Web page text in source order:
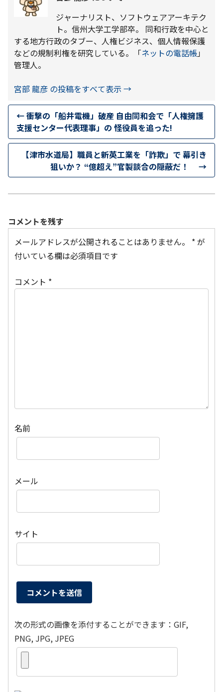
ジャーナリスト、ソフトウェアアーキテク
ト。信州大学工学部卒。 同和行政を中心と
する地方行政のタブー、人権ビジネス、個人情報保護
などの規制利権を研究している。「ネットの電話帳」
管理人。
宮部 龍彦 の投稿をすべて表示 →
←衝撃の「船井電機」破産 自由同和会で「人権擁護
支援センター代表理事」の 怪役員を追った!
【津市水道局】職員と新英工業を「詐欺」で 幕引き
狙いか？ “億超え”官製談合の隠蔽だ！ →
コメントを残す
メールアドレスが公開されることはありません。
*が
付いている欄は必須項目です
コメント *
名前
メール
サイト
次の形式の画像を添付することができます：GIF,
PNG, JPG, JPEG